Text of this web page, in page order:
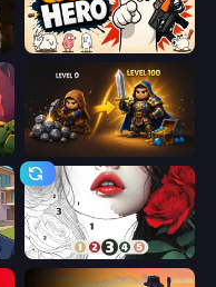
Gun Hero: Cat Survival
Gothic Story RPG
Numicolor